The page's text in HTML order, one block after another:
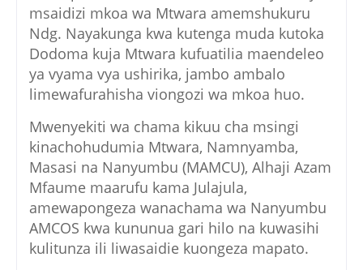
msaidizi mkoa wa Mtwara amemshukuru
Ndg. Nayakunga kwa kutenga muda kutoka
Dodoma kuja Mtwara kufuatilia maendeleo
ya vyama vya ushirika, jambo ambalo
limewafurahisha viongozi wa mkoa huo.
Mwenyekiti wa chama kikuu cha msingi
kinachohudumia Mtwara, Namnyamba,
Masasi na Nanyumbu (MAMCU), Alhaji Azam
Mfaume maarufu kama Julajula,
amewapongeza wanachama wa Nanyumbu
AMCOS kwa kununua gari hilo na kuwasihi
kulitunza ili liwasaidie kuongeza mapato.